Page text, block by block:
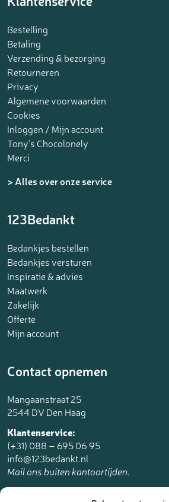
Bestelling
Betaling
Verzending & bezorging
Retourneren
Privacy
Algemene voorwaarden
Cookies
Inloggen / Mijn account
Tony’s Chocolonely
Merci
> Alles over onze service
123Bedankt
Bedankjes bestellen
Bedankjes versturen
Inspiratie & advies
Maatwerk
Zakelijk
Offerte
Mijn account
Contact opnemen
Mangaanstraat 25
2544 DV Den Haag
Klantenservice:
(+31) 088 – 695 06 95
info@123bedankt.nl
Mail ons buiten kantoortijden.
123bedankt.nl is een onderdeel van